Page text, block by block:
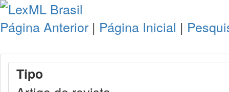
Página Anterior | Página Inicial |
Tipo